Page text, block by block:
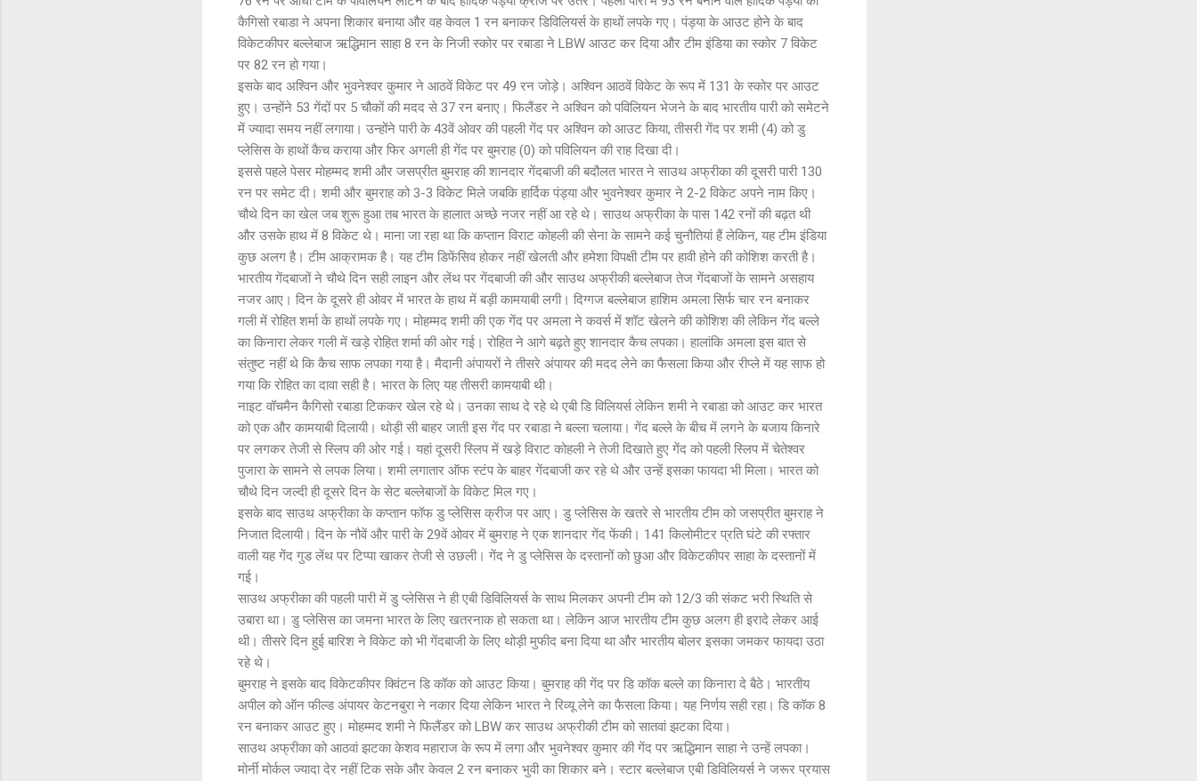
कैगिसो रबाडा ने अपना शिकार बनाया और वह केवल 1 रन बनाकर डिविलियर्स के हाथों लपके गए। पंड्या के आउट होने के बाद
विकेटकीपर बल्लेबाज ऋद्धिमान साहा 8 रन के निजी स्कोर पर रबाडा ने LBW आउट कर दिया और टीम इंडिया का स्कोर 7 विकेट
पर 82 रन हो गया।
इसके बाद अश्विन और भुवनेश्वर कुमार ने आठवें विकेट पर 49 रन जोड़े। अश्विन आठवें विकेट के रूप में 131 के स्कोर पर आउट
हुए। उन्होंने 53 गेंदों पर 5 चौकों की मदद से 37 रन बनाए। फिलैंडर ने अश्विन को पविलियन भेजने के बाद भारतीय पारी को समेटने
में ज्यादा समय नहीं लगाया। उन्होंने पारी के 43वें ओवर की पहली गेंद पर अश्विन को आउट किया, तीसरी गेंद पर शमी (4) को डु
प्लेसिस के हाथों कैच कराया और फिर अगली ही गेंद पर बुमराह (0) को पविलियन की राह दिखा दी।
इससे पहले पेसर मोहम्मद शमी और जसप्रीत बुमराह की शानदार गेंदबाजी की बदौलत भारत ने साउथ अफ्रीका की दूसरी पारी 130
रन पर समेट दी। शमी और बुमराह को 3-3 विकेट मिले जबकि हार्दिक पंड्या और भुवनेश्वर कुमार ने 2-2 विकेट अपने नाम किए।
चौथे दिन का खेल जब शुरू हुआ तब भारत के हालात अच्छे नजर नहीं आ रहे थे। साउथ अफ्रीका के पास 142 रनों की बढ़त थी
और उसके हाथ में 8 विकेट थे। माना जा रहा था कि कप्तान विराट कोहली की सेना के सामने कई चुनौतियां हैं लेकिन, यह टीम इंडिया
कुछ अलग है। टीम आक्रामक है। यह टीम डिफेंसिव होकर नहीं खेलती और हमेशा विपक्षी टीम पर हावी होने की कोशिश करती है।
भारतीय गेंदबाजों ने चौथे दिन सही लाइन और लेंथ पर गेंदबाजी की और साउथ अफ्रीकी बल्लेबाज तेज गेंदबाजों के सामने असहाय
नजर आए। दिन के दूसरे ही ओवर में भारत के हाथ में बड़ी कामयाबी लगी। दिग्गज बल्लेबाज हाशिम अमला सिर्फ चार रन बनाकर
गली में रोहित शर्मा के हाथों लपके गए। मोहम्मद शमी की एक गेंद पर अमला ने कवर्स में शॉट खेलने की कोशिश की लेकिन गेंद बल्ले
का किनारा लेकर गली में खड़े रोहित शर्मा की ओर गई। रोहित ने आगे बढ़ते हुए शानदार कैच लपका। हालांकि अमला इस बात से
संतुष्ट नहीं थे कि कैच साफ लपका गया है। मैदानी अंपायरों ने तीसरे अंपायर की मदद लेने का फैसला किया और रीप्ले में यह साफ हो
गया कि रोहित का दावा सही है। भारत के लिए यह तीसरी कामयाबी थी।
नाइट वॉचमैन कैगिसो रबाडा टिककर खेल रहे थे। उनका साथ दे रहे थे एबी डि विलियर्स लेकिन शमी ने रबाडा को आउट कर भारत
को एक और कामयाबी दिलायी। थोड़ी सी बाहर जाती इस गेंद पर रबाडा ने बल्ला चलाया। गेंद बल्ले के बीच में लगने के बजाय किनारे
पर लगकर तेजी से स्लिप की ओर गई। यहां दूसरी स्लिप में खड़े विराट कोहली ने तेजी दिखाते हुए गेंद को पहली स्लिप में चेतेश्वर
पुजारा के सामने से लपक लिया। शमी लगातार ऑफ स्टंप के बाहर गेंदबाजी कर रहे थे और उन्हें इसका फायदा भी मिला। भारत को
चौथे दिन जल्दी ही दूसरे दिन के सेट बल्लेबाजों के विकेट मिल गए।
इसके बाद साउथ अफ्रीका के कप्तान फॉफ डु प्लेसिस क्रीज पर आए। डु प्लेसिस के खतरे से भारतीय टीम को जसप्रीत बुमराह ने
निजात दिलायी। दिन के नौवें और पारी के 29वें ओवर में बुमराह ने एक शानदार गेंद फेंकी। 141 किलोमीटर प्रति घंटे की रफ्तार
वाली यह गेंद गुड लेंथ पर टिप्पा खाकर तेजी से उछली। गेंद ने डु प्लेसिस के दस्तानों को छुआ और विकेटकीपर साहा के दस्तानों में
गई।
साउथ अफ्रीका की पहली पारी में डु प्लेसिस ने ही एबी डिविलियर्स के साथ मिलकर अपनी टीम को 12/3 की संकट भरी स्थिति से
उबारा था। डु प्लेसिस का जमना भारत के लिए खतरनाक हो सकता था। लेकिन आज भारतीय टीम कुछ अलग ही इरादे लेकर आई
थी। तीसरे दिन हुई बारिश ने विकेट को भी गेंदबाजी के लिए थोड़ी मुफीद बना दिया था और भारतीय बोलर इसका जमकर फायदा उठा
रहे थे।
बुमराह ने इसके बाद विकेटकीपर क्विंटन डि कॉक को आउट किया। बुमराह की गेंद पर डि कॉक बल्ले का किनारा दे बैठे। भारतीय
अपील को ऑन फील्ड अंपायर केटनबुरा ने नकार दिया लेकिन भारत ने रिव्यू लेने का फैसला किया। यह निर्णय सही रहा। डि कॉक 8
रन बनाकर आउट हुए। मोहम्मद शमी ने फिलैंडर को LBW कर साउथ अफ्रीकी टीम को सातवां झटका दिया।
साउथ अफ्रीका को आठवां झटका केशव महाराज के रूप में लगा और भुवनेश्वर कुमार की गेंद पर ऋद्धिमान साहा ने उन्हें लपका।
मोर्नी मोर्कल ज्यादा देर नहीं टिक सके और केवल 2 रन बनाकर भुवी का शिकार बने। स्टार बल्लेबाज एबी डिविलियर्स ने जरूर प्रयास